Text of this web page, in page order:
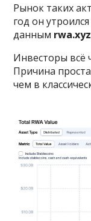
Рынок таких
год он
данным rwa.xyz
Инвесторы всё
Причина
чем в